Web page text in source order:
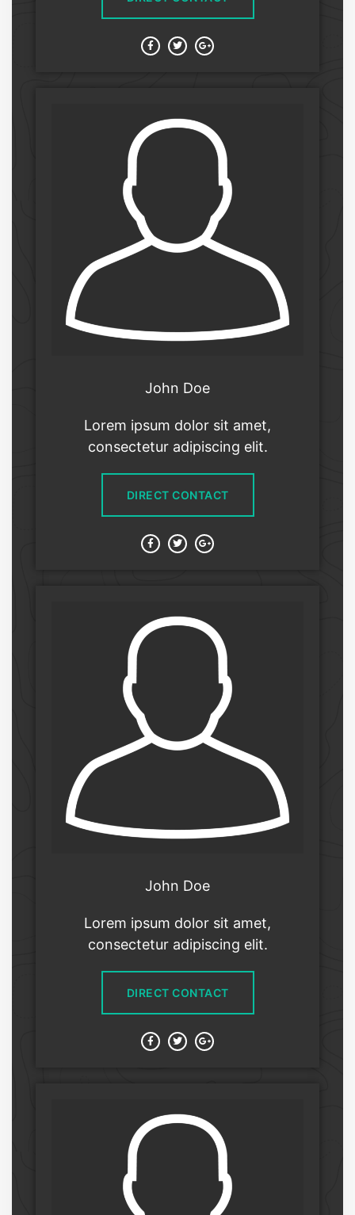
John Doe
Lorem ipsum dolor sit amet,
consectetur adipiscing elit.
DIRECT CONTACT
John Doe
Lorem ipsum dolor sit amet,
consectetur adipiscing elit.
DIRECT CONTACT